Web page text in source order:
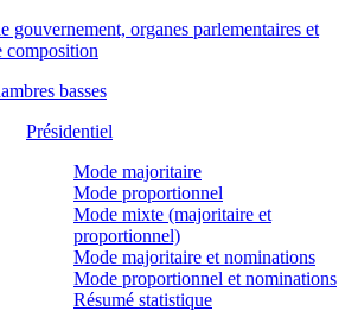
gouvernement, organes parlementaires et
composition
basses
Présidentiel
Mode majoritaire
Mode proportionnel
Mode mixte (majoritaire et
proportionnel)
Mode majoritaire et nominations
Mode proportionnel et nominations
Résumé statistique